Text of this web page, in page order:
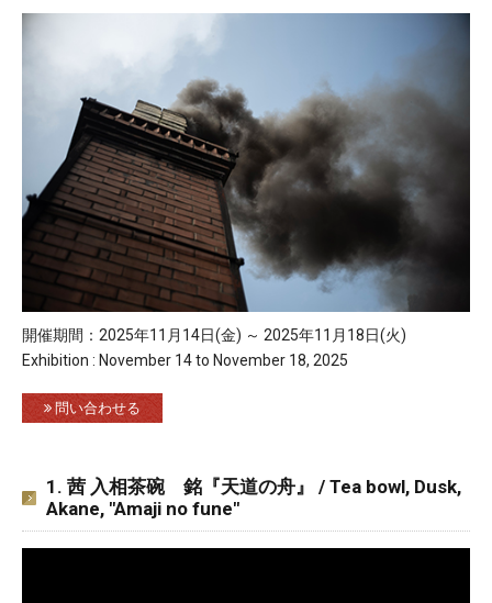
開催期間：2025年11月14日(金) ～ 2025年11月18日(火)
Exhibition : November 14 to November 18, 2025
問い合わせる
1. 茜 入相茶碗 銘『天道の舟』 / Tea bowl, Dusk,
Akane, "Amaji no fune"